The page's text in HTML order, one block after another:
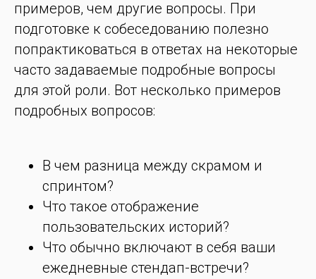
примеров, чем другие вопросы. При
подготовке к собеседованию полезно
попрактиковаться в ответах на некоторые
часто задаваемые подробные вопросы
для этой роли. Вот несколько примеров
подробных вопросов:
В чем разница между скрамом и
спринтом?
Что такое отображение
пользовательских историй?
Что обычно включают в себя ваши
ежедневные стендап-встречи?